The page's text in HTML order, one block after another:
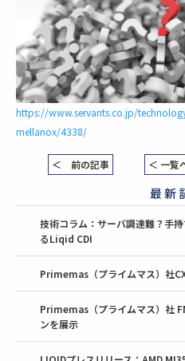
https://www.servants.co.jp/
mellanox/4338/
＜ 前の記事 ＜ 一覧
最新
技術コラム：サーバ調達難？手
るLiqid CDI
Primemas（プライムマス）社
Primemas（プライムマス）社
ンを展示